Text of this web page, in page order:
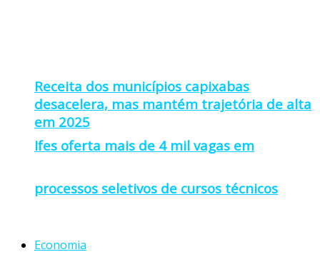
Ifes oferta mais de 4 mil vagas em
processos seletivos de cursos técnicos
Economia
Receita dos municípios capixabas
desacelera, mas mantém trajetória de alta
em 2025